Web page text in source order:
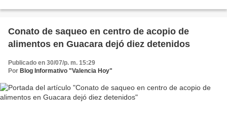
Conato de saqueo en centro de acopio de
alimentos en Guacara dejó diez detenidos
Publicado en 30/07/p. m. 15:29
Por Blog Informativo "Valencia Hoy"